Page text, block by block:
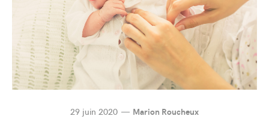
29 juin 2020 Marion Roucheux